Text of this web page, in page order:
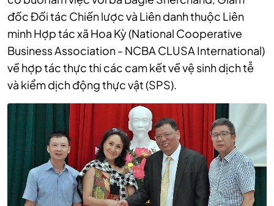
đốc Đối tác Chiến lược và Liên danh thuộc Liên
minh Hợp tác xã Hoa Kỳ (National Cooperative
Business Association - NCBA CLUSA International)
về hợp tác thực thi các cam kết về vệ sinh dịch tễ
và kiểm dịch động thực vật (SPS).